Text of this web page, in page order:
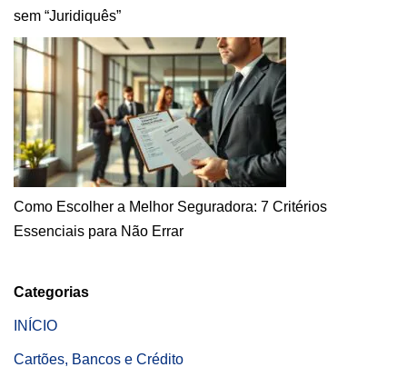
sem “Juridiquês”
Como Escolher a Melhor Seguradora: 7 Critérios
Essenciais para Não Errar
Categorias
INÍCIO
Cartões, Bancos e Crédito